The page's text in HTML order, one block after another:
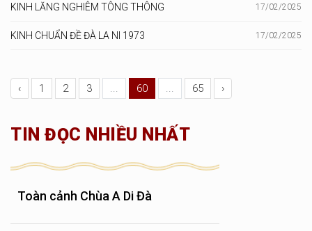
KINH LĂNG NGHIÊM TÔNG THÔNG 17/02/2025
KINH CHUẨN ĐỀ ĐÀ LA NI 1973 17/02/2025
‹ 1 2 3 60 65 ›
TIN ĐỌC NHIỀU NHẤT
Toàn cảnh Chùa A Di Đà